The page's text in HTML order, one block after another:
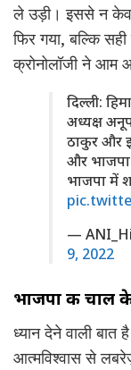
ले उड़ी। इससे न
फिर गया, बल्कि
क्रोनोलॉजी ने आम
दिल्ली:
अध्यक्ष
ठाकुर और
और भाजपा
भाजपा में
—
9, 2022
भाजपा की
ध्यान देने वाली
आत्मविश्वास से